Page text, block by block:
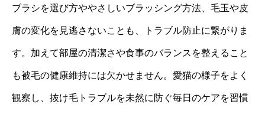
ブラシを選び方ややさしいブラッシング方法、毛玉や皮
膚の変化を見逃さないことも、トラブル防止に繋がりま
す。加えて部屋の清潔さや食事のバランスを整えること
も被毛の健康維持には欠かせません。愛猫の様子をよく
観察し、抜け毛トラブルを未然に防ぐ毎日のケアを習慣